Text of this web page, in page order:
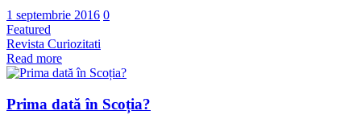
1 septembrie 2016 0
Featured
Revista Curiozitati
Read more
Prima dată în Scoția?